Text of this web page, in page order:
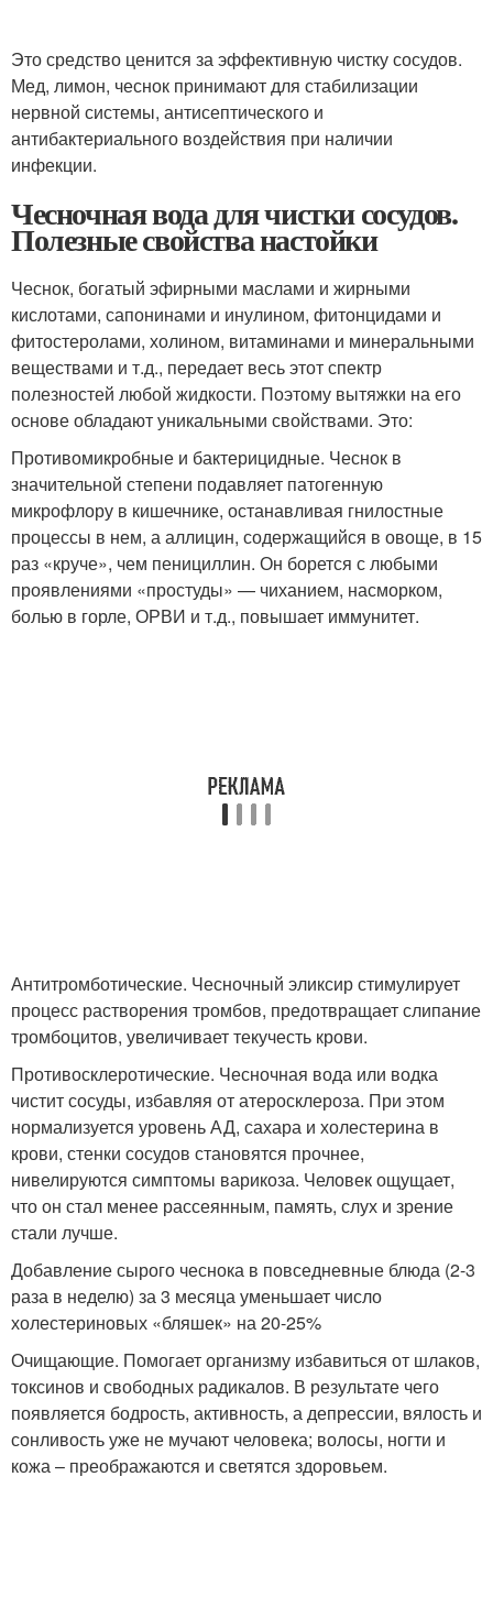
Это средство ценится за эффективную чистку сосудов.
Мед, лимон, чеснок принимают для стабилизации
нервной системы, антисептического и
антибактериального воздействия при наличии
инфекции.
Чесночная вода для чистки сосудов.
Полезные свойства настойки
Чеснок, богатый эфирными маслами и жирными
кислотами, сапонинами и инулином, фитонцидами и
фитостеролами, холином, витаминами и минеральными
веществами и т.д., передает весь этот спектр
полезностей любой жидкости. Поэтому вытяжки на его
основе обладают уникальными свойствами. Это:
Противомикробные и бактерицидные. Чеснок в
значительной степени подавляет патогенную
микрофлору в кишечнике, останавливая гнилостные
процессы в нем, а аллицин, содержащийся в овоще, в 15
раз «круче», чем пенициллин. Он борется с любыми
проявлениями «простуды» — чиханием, насморком,
болью в горле, ОРВИ и т.д., повышает иммунитет.
Антитромботические. Чесночный эликсир стимулирует
процесс растворения тромбов, предотвращает слипание
тромбоцитов, увеличивает текучесть крови.
Противосклеротические. Чесночная вода или водка
чистит сосуды, избавляя от атеросклероза. При этом
нормализуется уровень АД, сахара и холестерина в
крови, стенки сосудов становятся прочнее,
нивелируются симптомы варикоза. Человек ощущает,
что он стал менее рассеянным, память, слух и зрение
стали лучше.
Добавление сырого чеснока в повседневные блюда (2-3
раза в неделю) за 3 месяца уменьшает число
холестериновых «бляшек» на 20-25%
Очищающие. Помогает организму избавиться от шлаков,
токсинов и свободных радикалов. В результате чего
появляется бодрость, активность, а депрессии, вялость и
сонливость уже не мучают человека; волосы, ногти и
кожа – преображаются и светятся здоровьем.